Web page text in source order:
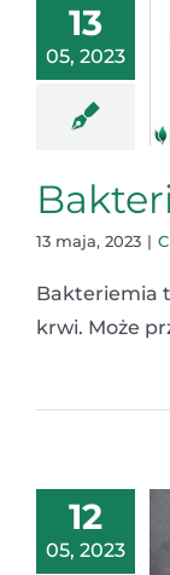
13
05, 2023
13 maja, 2023 |
Bakteriemia
krwi. Może
12
05, 2023